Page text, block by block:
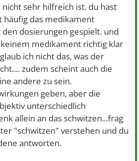
nicht sehr hilfreich ist. du hast
häufig das medikament
dosierungen gespielt. und
medikament richtig klar
ich nicht das, was der
zudem scheint auch die
andere zu sein.
geben, aber die
unterschiedlich
allein an das schwitzen...frag
"schwitzen" verstehen und du
antworten.